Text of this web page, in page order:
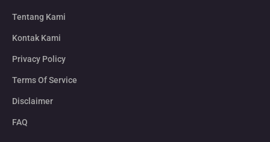
Tentang Kami
Kontak Kami
Privacy Policy
Terms Of Service
Disclaimer
FAQ